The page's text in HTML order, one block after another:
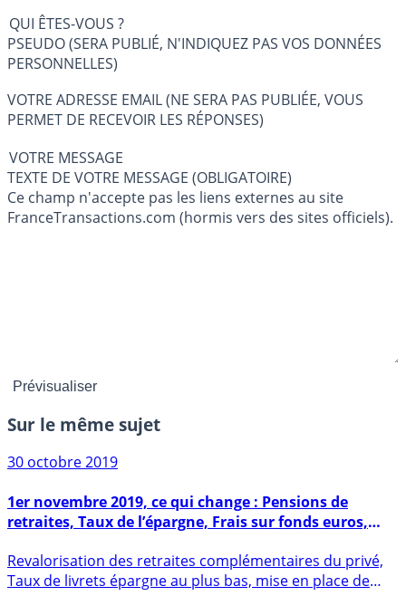
QUI ÊTES-VOUS ?
PSEUDO (SERA PUBLIÉ, N'INDIQUEZ PAS VOS DONNÉES
PERSONNELLES)
VOTRE ADRESSE EMAIL (NE SERA PAS PUBLIÉE, VOUS
PERMET DE RECEVOIR LES RÉPONSES)
VOTRE MESSAGE
TEXTE DE VOTRE MESSAGE (OBLIGATOIRE)
Ce champ n'accepte pas les liens externes au site
FranceTransactions.com (hormis vers des sites officiels).
Sur le même sujet
30 octobre 2019
1er novembre 2019, ce qui change : Pensions de
retraites, Taux de l’épargne, Frais sur fonds euros,
Allocation AAH en hausse, Extension de la CMU,